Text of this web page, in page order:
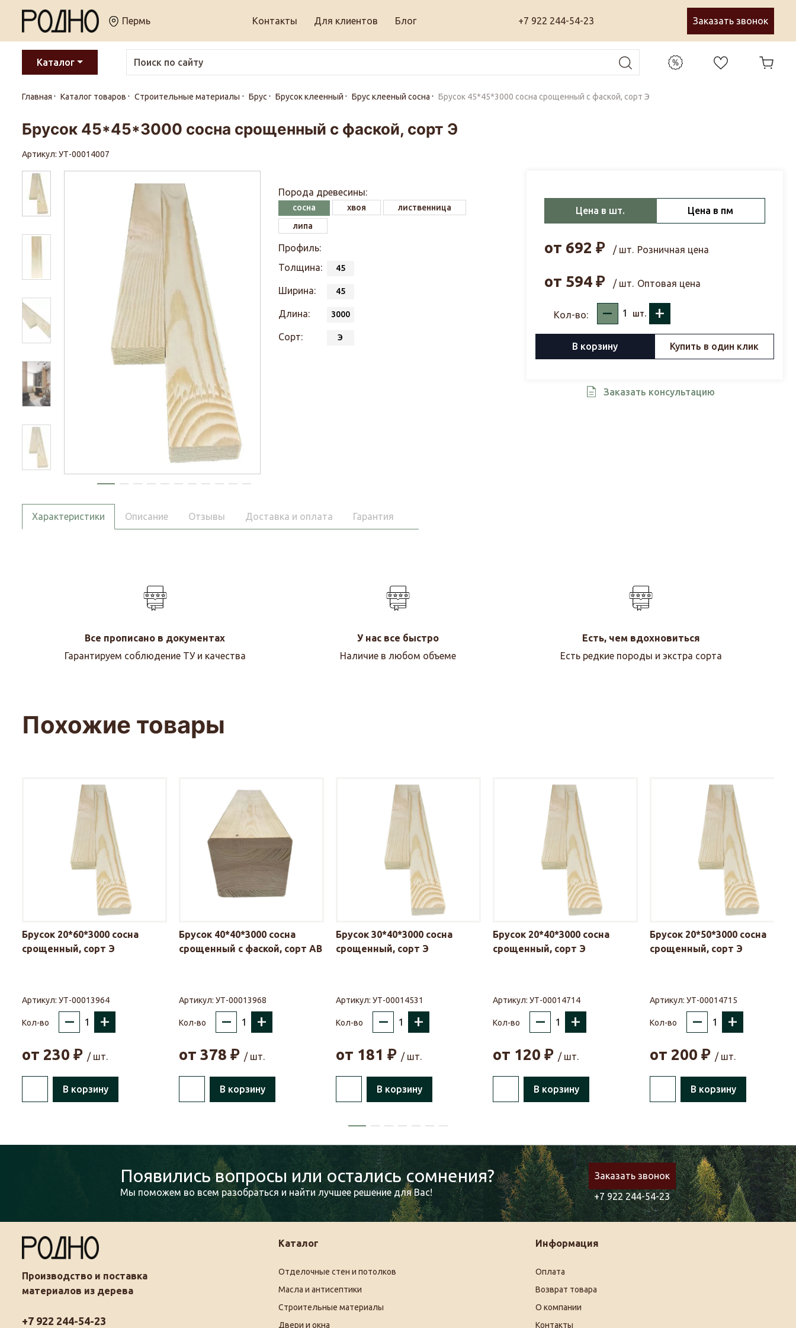
Пермь Контакты Для клиентов Блог +7 922 244-54-23 Заказать звонок
Каталог
Главная Каталог товаров Строительные материалы Брус Брусок клеенный Брус клееный сосна Брусок 45*45*3000 сосна срощенный с фаской, сорт Э
Брусок 45*45*3000 сосна срощенный с фаской, сорт Э
Артикул: УТ-00014007
Порода древесины:
сосна хвоя
лиственница
липа
Профиль:
Толщина:
45
Ширина: 45
Длина: 3000
Сорт: Э
Цена в шт. Цена в пм
от 692 ₽ / шт. Розничная цена
от 594₽ / шт. Оптовая цена
Кол-во: – шт. +
В корзину Купить в один клик
Заказать консультацию
Характеристики Описание Отзывы Доставка и оплата Гарантия
Все прописано в документах
Гарантируем соблюдение ТУ и качества
У нас все быстро
Наличие в любом объеме
Есть, чем вдохновиться
Есть редкие породы и экстра сорта
Похожие товары
Брусок 20*60*3000 сосна
срощенный, сорт Э
Артикул: УТ-00013964
Кол-во – +
от 230 ₽ / шт.
В корзину
Брусок 40*40*3000 сосна
срощенный с фаской, сорт АВ
Артикул: УТ-00013968
Кол-во – +
от 378 ₽ / шт.
В корзину
Брусок 30*40*3000 сосна
срощенный, сорт Э
Артикул: УТ-00014531
Кол-во – +
от 181 ₽ / шт.
В корзину
Брусок 20*40*3000 сосна
срощенный, сорт Э
Артикул: УТ-00014714
Кол-во – +
от 120 ₽ / шт.
В корзину
Брусок 20*50*3000 сосна
срощенный, сорт Э
Артикул: УТ-00014715
Кол-во – +
от 200 ₽ / шт.
В корзину
Появились вопросы или остались сомнения?
Мы поможем во всем разобраться и найти лучшее решение для Вас!
Заказать звонок
+7 922 244-54-23
Производство и поставка
материалов из дерева
+7 922 244-54-23
Каталог
Отделочные стен и потолков
Масла и антисептики
Строительные материалы
Двери и окна
Информация
Оплата
Возврат товара
О компании
Контакты